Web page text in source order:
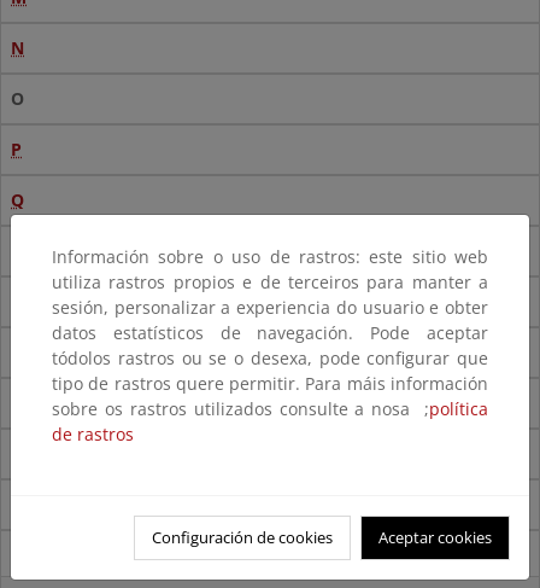
N
O
P
Q
Información sobre o uso de rastros: este sitio web
utiliza rastros propios e de terceiros para manter a
sesión, personalizar a experiencia do usuario e obter
datos estatísticos de navegación. Pode aceptar
tódolos rastros ou se o desexa, pode configurar que
tipo de rastros quere permitir. Para máis información
sobre os rastros utilizados consulte a nosa ;política
de rastros
Configuración de cookies Aceptar cookies